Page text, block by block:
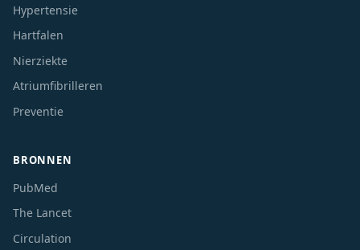
Hypertensie
Hartfalen
Nierziekte
Atriumfibrilleren
Preventie
BRONNEN
PubMed
The Lancet
Circulation